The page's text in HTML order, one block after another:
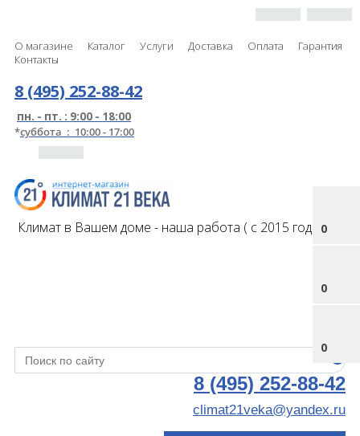
О магазине Каталог Услуги Доставка Оплата
Гарантия
Контакты
0
0
0
8 (495) 252-88-42
пн. - пт. : 9:00 - 18:00
*суббота : 10:00 - 17:00
Климат в Вашем доме - наша работа ( с 2015 года )
8 (495) 252-88-42
climat21veka@yandex.ru